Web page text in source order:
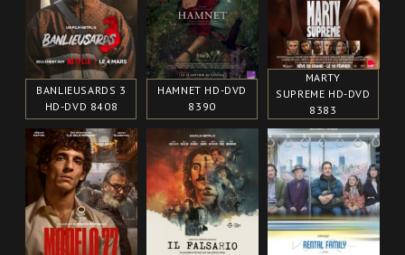
BANLIEUSARDS 3
HD-DVD 8408
HAMNET HD-DVD
8390
MARTY
SUPREME HD-DVD
8383